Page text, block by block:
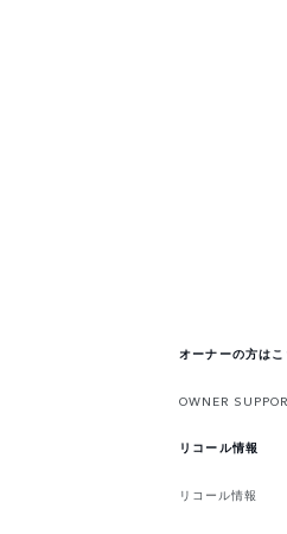
オーナーの方はこ
OWNER
リコール情報
リコール情報